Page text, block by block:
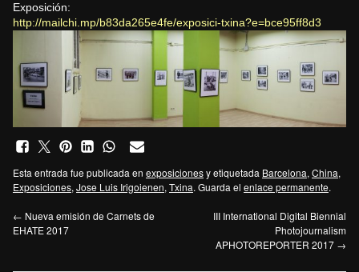
Exposición:
http://mailchi.mp/b83da265e4fe/exposici-txina?e=bce95ff8d3
Esta entrada fue publicada en exposicionesy etiquetada Barcelona, China,
Exposiciones, Jose Luis Irigoienen, Txina. Guarda el enlace permanente.
← Nueva emisión de Carnets de
EHATE 2017
III International Digital Biennial
Photojournalism
APHOTOREPORTER 2017 →